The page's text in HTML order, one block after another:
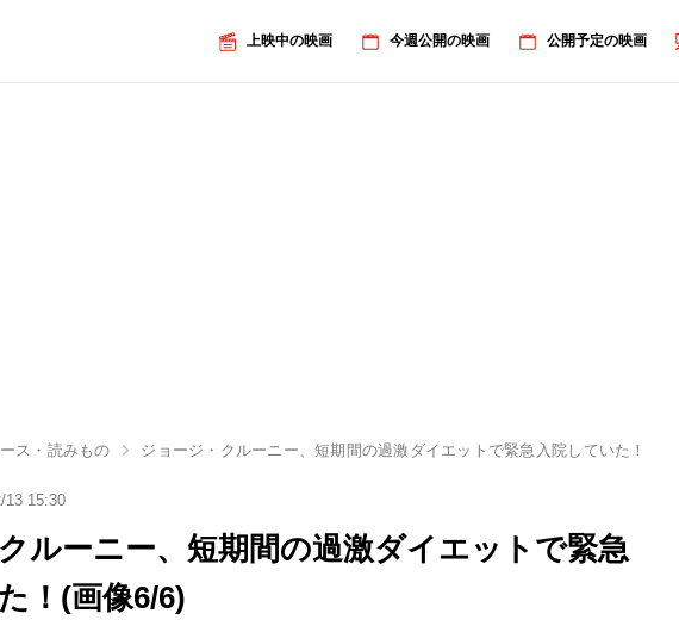
上映中の映画 今週公開の映画 公開予定の映画
ス・読みもの ジョージ・クルーニー、短期間の過激ダイエットで緊急入院していた！
13 15:30
ルーニー、短期間の過激ダイエットで緊急
！(画像6/6)